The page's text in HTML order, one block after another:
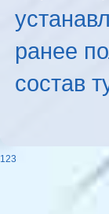
ранее
состав
123